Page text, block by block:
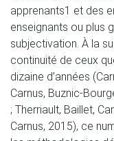
apprenants1 et des
enseignants ou plus
subjectivation. À la
continuité de ceux
dizaine d’années
Carnus, Buznic-
; Therriault, Baillet,
Carnus, 2015), ce